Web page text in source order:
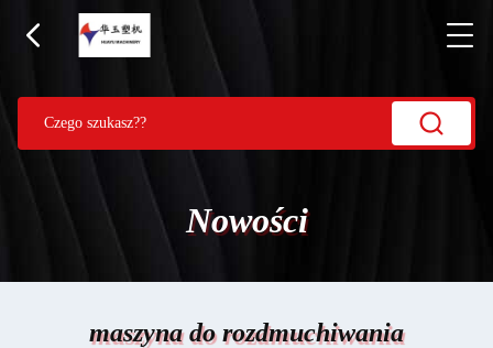
Nowości
maszyna do rozdmuchiwania